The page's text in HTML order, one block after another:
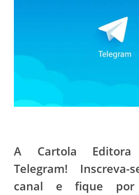
A Cartola
Telegram!
canal e fique por